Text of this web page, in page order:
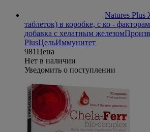
Natures Plus
таблеток) в коробке, с ко -
добавка с хелатным железом
PlusЦельИммунитет
981Цена
Нет в наличии
Уведомить о поступлении